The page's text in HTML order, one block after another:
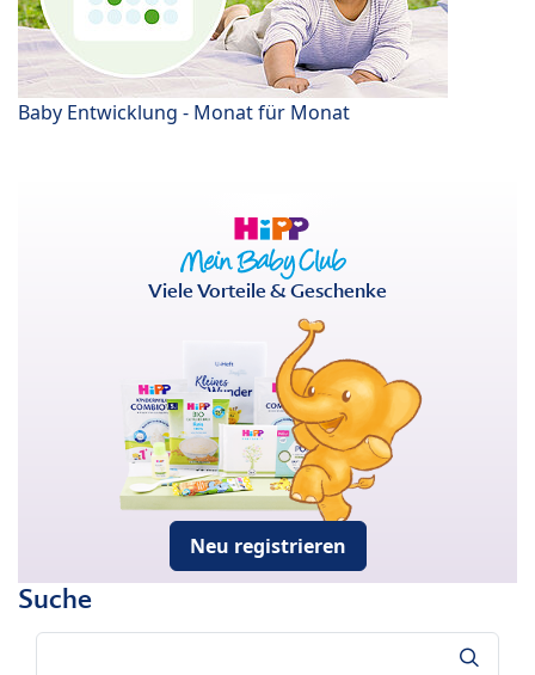
Baby Entwicklung - Monat für Monat
Viele Vorteile & Geschenke
Neu registrieren
Suche